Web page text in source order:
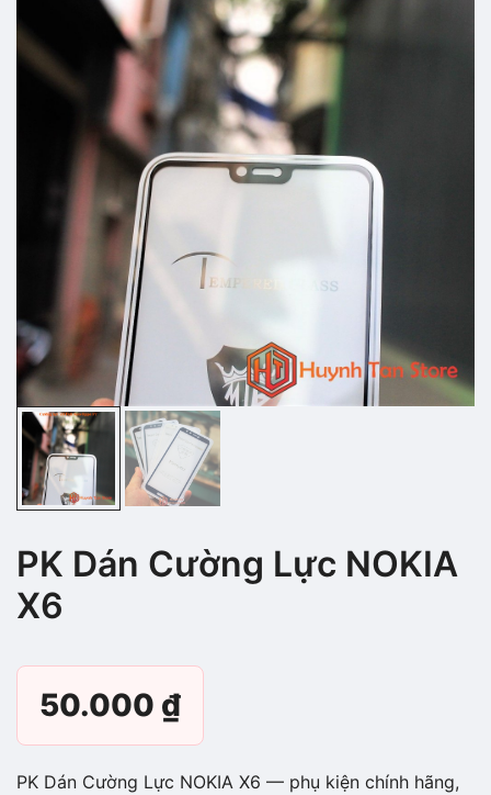
PK Dán Cường Lực NOKIA
X6
50.000 ₫
PK Dán Cường Lực NOKIA X6 — phụ kiện chính hãng,